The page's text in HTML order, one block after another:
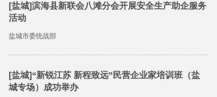
[盐城]滨海县新联会八滩分会开展安全生产助企服务
活动
盐城市委统战部
[盐城]“新锐江苏 新程致远”民营企业家培训班（盐
城专场）成功举办